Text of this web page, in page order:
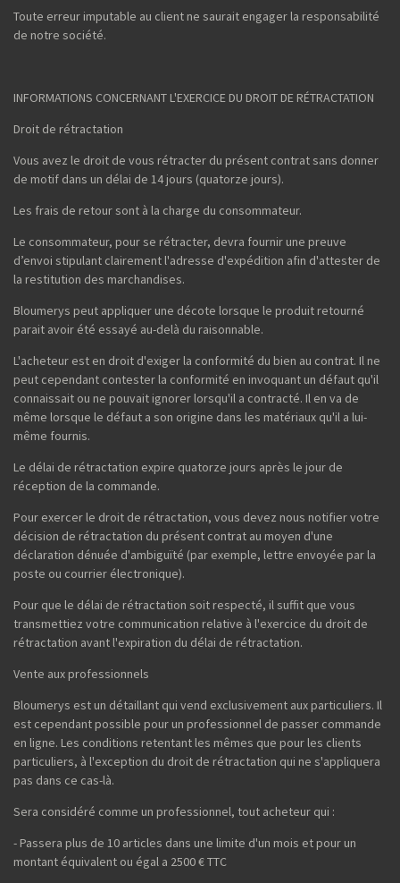
Toute erreur imputable au client ne saurait engager la responsabilité
de notre société.
INFORMATIONS CONCERNANT L'EXERCICE DU DROIT DE RÉTRACTATION
Droit de rétractation
Vous avez le droit de vous rétracter du présent contrat sans donner
de motif dans un délai de 14 jours (quatorze jours).
Les frais de retour sont à la charge du consommateur.
Le consommateur, pour se rétracter, devra fournir une preuve
d’envoi stipulant clairement l'adresse d'expédition afin d'attester de
la restitution des marchandises.
Bloumerys peut appliquer une décote lorsque le produit retourné
parait avoir été essayé au-delà du raisonnable.
L'acheteur est en droit d'exiger la conformité du bien au contrat. Il ne
peut cependant contester la conformité en invoquant un défaut qu'il
connaissait ou ne pouvait ignorer lorsqu'il a contracté. Il en va de
même lorsque le défaut a son origine dans les matériaux qu'il a lui-
même fournis.
Le délai de rétractation expire quatorze jours après le jour de
réception de la commande.
Pour exercer le droit de rétractation, vous devez nous notifier votre
décision de rétractation du présent contrat au moyen d'une
déclaration dénuée d'ambiguïté (par exemple, lettre envoyée par la
poste ou courrier électronique).
Pour que le délai de rétractation soit respecté, il suffit que vous
transmettiez votre communication relative à l'exercice du droit de
rétractation avant l'expiration du délai de rétractation.
Vente aux professionnels
Bloumerys est un détaillant qui vend exclusivement aux particuliers. Il
est cependant possible pour un professionnel de passer commande
en ligne. Les conditions retentant les mêmes que pour les clients
particuliers, à l'exception du droit de rétractation qui ne s'appliquera
pas dans ce cas-là.
Sera considéré comme un professionnel, tout acheteur qui :
- Passera plus de 10 articles dans une limite d'un mois et pour un
montant équivalent ou égal a 2500 € TTC